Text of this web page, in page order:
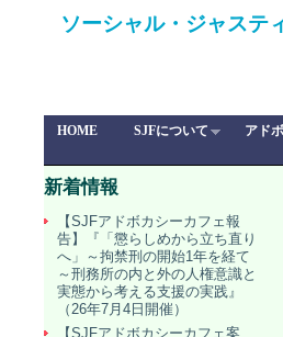
ソーシャル・ジャステ
HOME SJFについて アド
新着情報
【SJFアドボカシーカフェ報
告】『「懲らしめから立ち直り
へ」～拘禁刑の開始1年を経て
～刑務所の内と外の人権意識と
実態から考える支援の実践』
（26年7月4日開催）
【SJFアドボカシーカフェ案